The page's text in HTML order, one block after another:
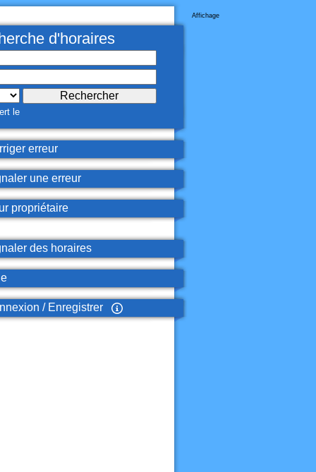
Affichage
d'horaires
le
erreur
une erreur
propriétaire
des horaires
/ Enregistrer